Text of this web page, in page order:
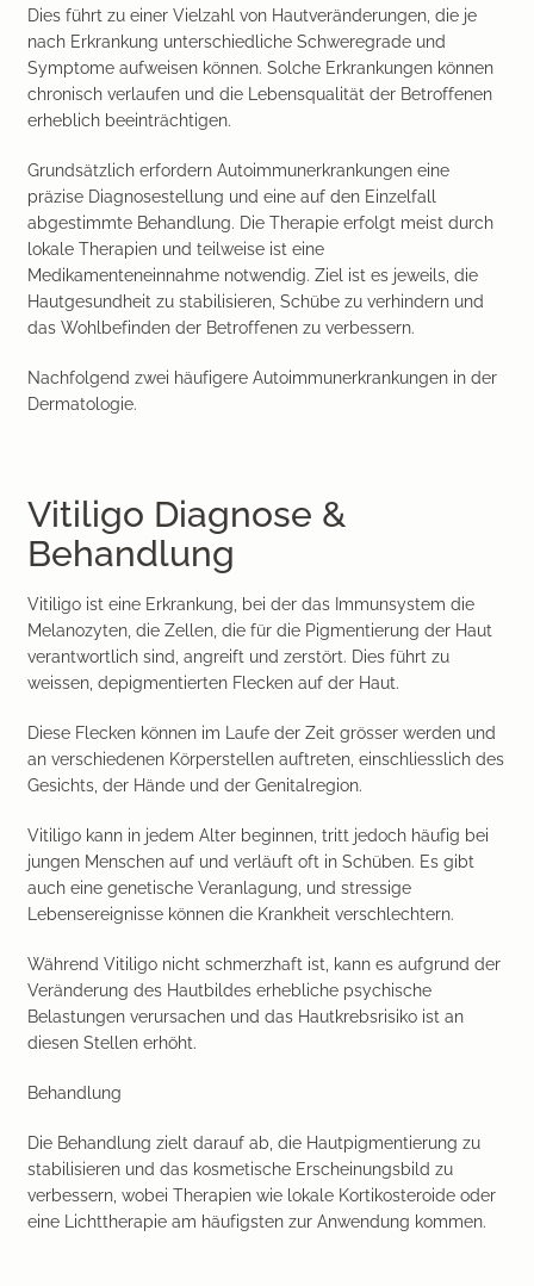
Dies führt zu einer Vielzahl von Hautveränderungen, die je
nach Erkrankung unterschiedliche Schweregrade und
Symptome aufweisen können. Solche Erkrankungen können
chronisch verlaufen und die Lebensqualität der Betroffenen
erheblich beeinträchtigen.
Grundsätzlich erfordern Autoimmunerkrankungen eine
präzise Diagnosestellung und eine auf den Einzelfall
abgestimmte Behandlung. Die Therapie erfolgt meist durch
lokale Therapien und teilweise ist eine
Medikamenteneinnahme notwendig. Ziel ist es jeweils, die
Hautgesundheit zu stabilisieren, Schübe zu verhindern und
das Wohlbefinden der Betroffenen zu verbessern.
Nachfolgend zwei häufigere Autoimmunerkrankungen in der
Dermatologie.
Vitiligo Diagnose &
Behandlung
Vitiligo ist eine Erkrankung, bei der das Immunsystem die
Melanozyten, die Zellen, die für die Pigmentierung der Haut
verantwortlich sind, angreift und zerstört. Dies führt zu
weissen, depigmentierten Flecken auf der Haut.
Diese Flecken können im Laufe der Zeit grösser werden und
an verschiedenen Körperstellen auftreten, einschliesslich des
Gesichts, der Hände und der Genitalregion.
Vitiligo kann in jedem Alter beginnen, tritt jedoch häufig bei
jungen Menschen auf und verläuft oft in Schüben. Es gibt
auch eine genetische Veranlagung, und stressige
Lebensereignisse können die Krankheit verschlechtern.
Während Vitiligo nicht schmerzhaft ist, kann es aufgrund der
Veränderung des Hautbildes erhebliche psychische
Belastungen verursachen und das Hautkrebsrisiko ist an
diesen Stellen erhöht.
Behandlung
Die Behandlung zielt darauf ab, die Hautpigmentierung zu
stabilisieren und das kosmetische Erscheinungsbild zu
verbessern, wobei Therapien wie lokale Kortikosteroide oder
eine Lichttherapie am häufigsten zur Anwendung kommen.